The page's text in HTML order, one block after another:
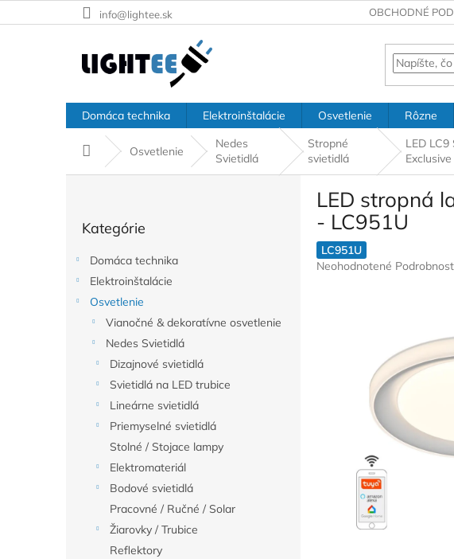
na
info@lightee.sk OBCHODNÉ
Domáca technika Elektroinštalácie Osvetlenie Rôzne
DomovOsvetlenie
Nedes
Svietidlá
Stropné
svietidlá
LED LC9
Exclusive
kategórie
Kategórie
Domáca technika
Elektroinštalácie
Osvetlenie
Vianočné & dekoratívne osvetlenie
Nedes Svietidlá
Dizajnové svietidlá
Svietidlá na LED trubice
Lineárne svietidlá
Priemyselné svietidlá
Stolné / Stojace lampy
Elektromateriál
Bodové svietidlá
Pracovné / Ručné / Solar
Žiarovky / Trubice
Reflektory
LED stropná
- LC951U
LC951U
Priemerné
Neohodnotené